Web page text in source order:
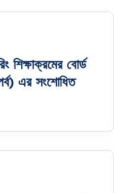
শিক্ষাক্রমের বোর্ড
এর সংশোধিত